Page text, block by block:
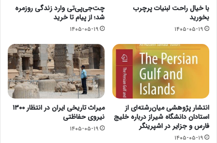
با خیال راحت لبنیات پرچرب
بخورید
۱۴۰۵-۰۵-۱۹
چت‌جی‌پی‌تی وارد زندگی روزمره
شد؛ از پیام تا خرید
۱۴۰۵-۰۵-۱۹
انتشار پژوهشی میان‌رشته‌ای از
استادان دانشگاه شیراز درباره خلیج
فارس و جزایر در اشپرینگر
۱۴۰۵-۰۵-۱۹
میراث تاریخی ایران در انتظار ۱۳۰۰
نیروی حفاظتی
۱۴۰۵-۰۵-۱۹